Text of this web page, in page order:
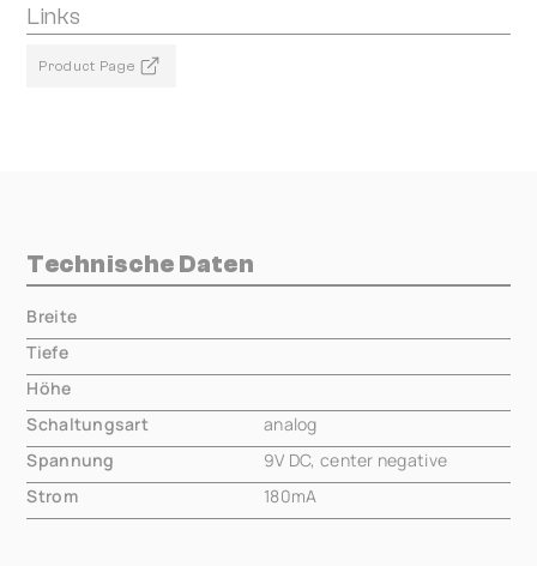
Links
Product Page
Technische Daten
Breite
Tiefe
Höhe
Schaltungsart
analog
Spannung
9V DC, center negative
Strom
180mA